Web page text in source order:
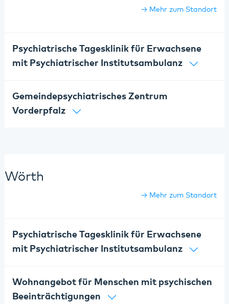
Mehr zum Standort
Psychiatrische Tagesklinik für Erwachsene
mit Psychiatrischer Institutsambulanz
Gemeindepsychiatrisches Zentrum
Vorderpfalz
Wörth
Mehr zum Standort
Psychiatrische Tagesklinik für Erwachsene
mit Psychiatrischer Institutsambulanz
Wohnangebot für Menschen mit psychischen
Beeinträchtigungen